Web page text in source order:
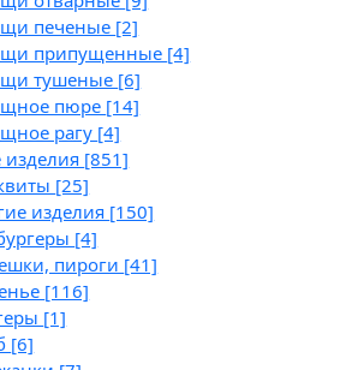
печеные [2]
припущенные [4]
тушеные [6]
пюре [14]
рагу [4]
[851]
[25]
изделия [150]
[4]
пироги [41]
[116]
[1]
[6]